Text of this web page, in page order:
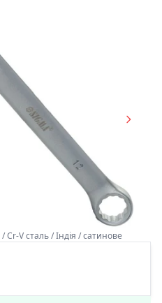
V сталь / Індія / сатинове